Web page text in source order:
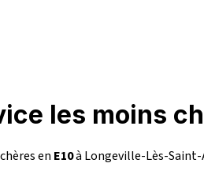
les moins
en E10à Longeville-Lès-Saint-